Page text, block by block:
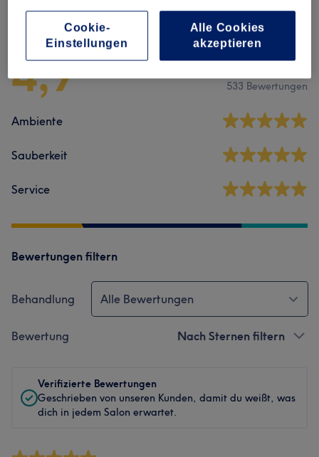
Salonbewertungen
4,9 533 Bewertungen
Ambiente
Sauberkeit
Service
Bewertungen filtern
Behandlung Alle Bewertungen
Bewertung Nach Sternen filtern
Verifizierte Bewertungen
Geschrieben von unseren Kunden, damit du weißt, was
dich in jedem Salon erwartet.
Cookie-
Einstellungen
Alle Cookies
akzeptieren